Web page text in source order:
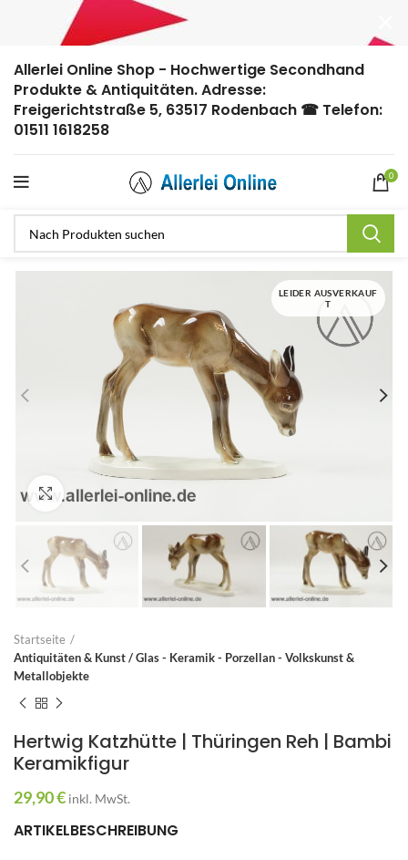
Allerlei Online Shop - Hochwertige Secondhand
Produkte & Antiquitäten. Adresse:
Freigerichtstraße 5, 63517 Rodenbach ☎ Telefon:
01511 1618258
0
LEIDER AUSVERKAUF
T
Zum Vergrößern anklicken
Startseite
Antiquitäten & Kunst / Glas - Keramik - Porzellan - Volkskunst &
Metallobjekte
Hertwig Katzhütte | Thüringen Reh | Bambi
Keramikfigur
29,90€ inkl. MwSt.
ARTIKELBESCHREIBUNG